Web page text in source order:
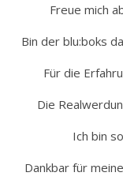
Freue mich
Bin der blu:boks
Für die
Die
Ich bin
Dankbar für